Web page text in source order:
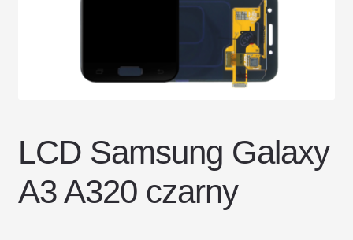
DOSTAWA I ZWROTY
POLITYKA PRYWATNOŚCI
LCD Samsung Galaxy
A3 A320 czarny